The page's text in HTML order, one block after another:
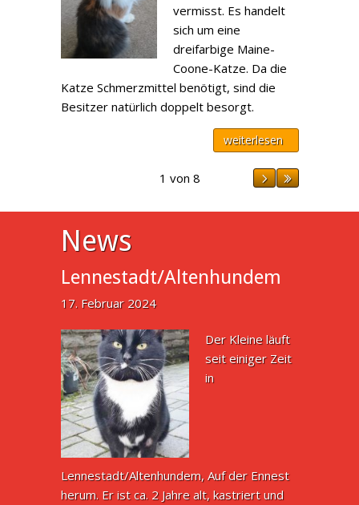
vermisst. Es handelt
sich um eine
dreifarbige Maine-
Coone-Katze. Da die
Katze Schmerzmittel benötigt, sind die
Besitzer natürlich doppelt besorgt.
weiterlesen
1 von 8
News
Lennestadt/Altenhundem
17. Februar 2024
Der Kleine läuft
seit einiger Zeit
in
Lennestadt/Altenhundem, Auf der Ennest
herum. Er ist ca. 2 Jahre alt, kastriert und